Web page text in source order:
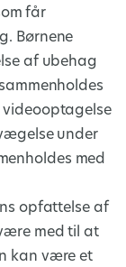
får
Børnene
af ubehag
videooptagelse
under
med
opfattelse af
med til at
kan være et